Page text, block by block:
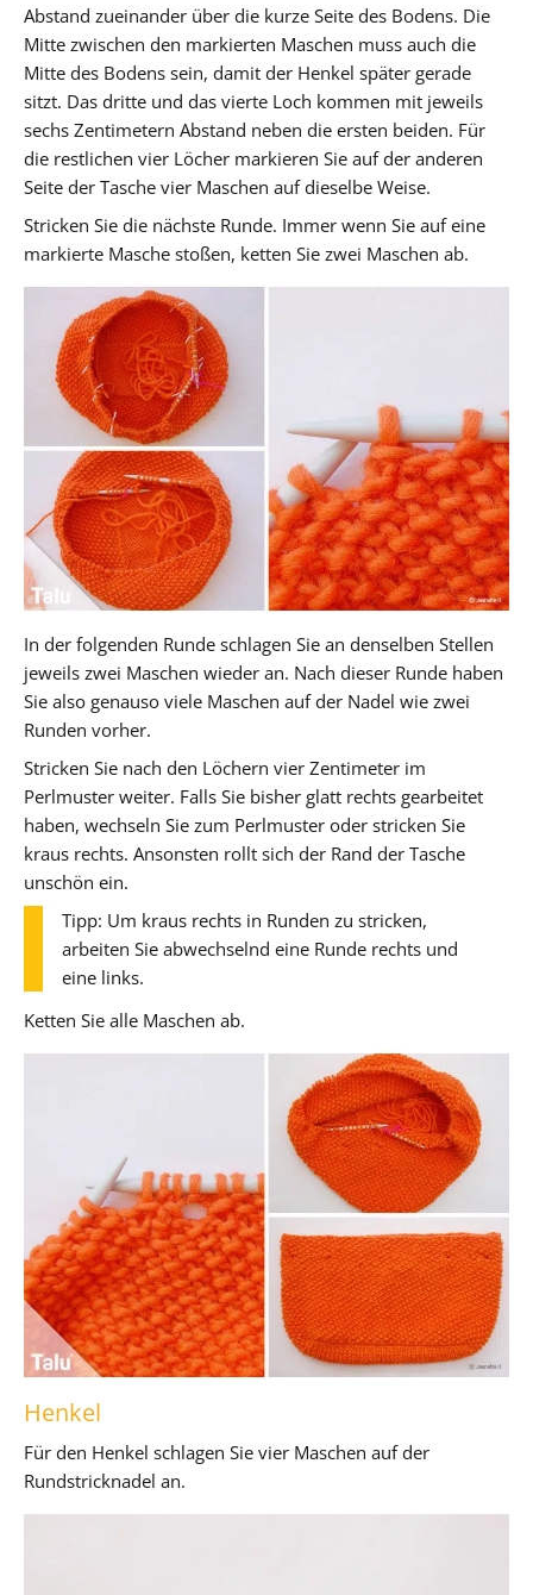
Abstand zueinander über die kurze Seite des Bodens. Die
Mitte zwischen den markierten Maschen muss auch die
Mitte des Bodens sein, damit der Henkel später gerade
sitzt. Das dritte und das vierte Loch kommen mit jeweils
sechs Zentimetern Abstand neben die ersten beiden. Für
die restlichen vier Löcher markieren Sie auf der anderen
Seite der Tasche vier Maschen auf dieselbe Weise.
Stricken Sie die nächste Runde. Immer wenn Sie auf eine
markierte Masche stoßen, ketten Sie zwei Maschen ab.
In der folgenden Runde schlagen Sie an denselben Stellen
jeweils zwei Maschen wieder an. Nach dieser Runde haben
Sie also genauso viele Maschen auf der Nadel wie zwei
Runden vorher.
Stricken Sie nach den Löchern vier Zentimeter im
Perlmuster weiter. Falls Sie bisher glatt rechts gearbeitet
haben, wechseln Sie zum Perlmuster oder stricken Sie
kraus rechts. Ansonsten rollt sich der Rand der Tasche
unschön ein.
Tipp: Um kraus rechts in Runden zu stricken,
arbeiten Sie abwechselnd eine Runde rechts und
eine links.
Ketten Sie alle Maschen ab.
Henkel
Für den Henkel schlagen Sie vier Maschen auf der
Rundstricknadel an.